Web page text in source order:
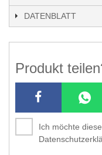
DATENBLATT
Produkt
Ich möchte